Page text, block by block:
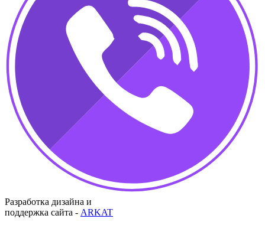
Разработка дизайна и
поддержка сайта - ARKAT